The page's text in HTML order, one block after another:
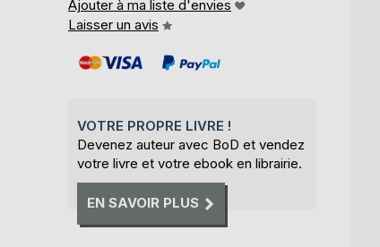
Ajouter à ma liste d'envies
Laisser un avis
VOTRE PROPRE LIVRE !
Devenez auteur avec BoD et vendez
votre livre et votre ebook en librairie.
EN SAVOIR PLUS